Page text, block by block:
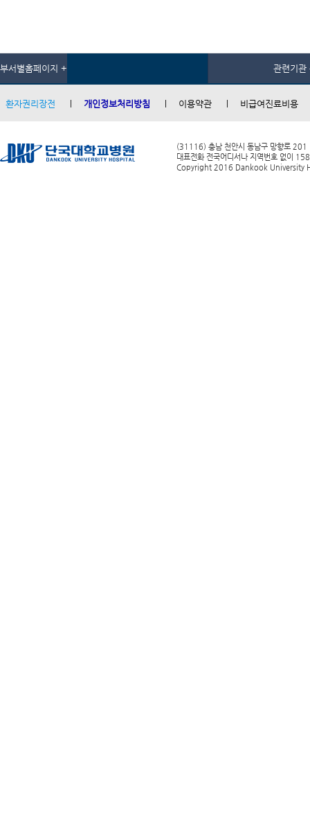
부서별홈페이지 + 관련기관
환자권리장전 개인정보처리방침 이용약관 비급여진료비용
(31116) 충남 천안시 동남구 망향로 201
대표전화 전국어디서나 지역번호 없이
Copyright 2016 Dankook University